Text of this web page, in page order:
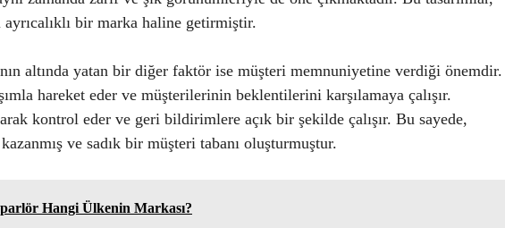
bir marka haline getirmiştir.
altında yatan bir diğer faktör ise müşteri memnuniyetine verdiği önemdir.
hareket eder ve müşterilerinin beklentilerini karşılamaya çalışır.
kontrol eder ve geri bildirimlere açık bir şekilde çalışır. Bu sayede,
ve sadık bir müşteri tabanı oluşturmuştur.
Hangi Ülkenin Markası?